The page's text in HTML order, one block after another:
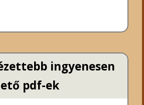
ingyenesen
pdf-ek